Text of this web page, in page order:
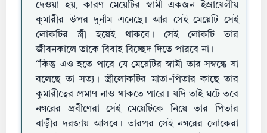
দেওয়া হয়, কারণ মেয়েটির স্বামী একজন ইস্রায়েলীয়
কুমারীর উপর দুর্নাম এনেছে। আর সেই মেয়েটি সেই
লোকটির স্ত্রী হয়েই থাকবে। সেই লোকটি তার
জীবনকালে তাকে বিবাহ বিচ্ছেদ দিতে পারবে না।
“কিন্তু এও হতে পারে যে মেয়েটির স্বামী তার সম্বন্ধে যা
বলেছে তা সত্য। স্ত্রীলোকটির মাতা-পিতার কাছে তার
কুমারীত্বের প্রমাণ নাও থাকতে পারে। যদি তাই ঘটে তবে
নগরের প্রবীণেরা সেই মেয়েটিকে নিয়ে তার পিতার
বাড়ীর দরজায় আসবে। তারপর সেই নগরের লোকেরা